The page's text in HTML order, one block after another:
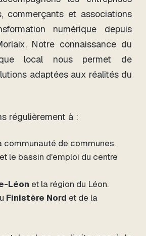
commerçants et associations
numérique depuis
Notre connaissance du
local nous permet de
adaptées aux réalités du
régulièrement à :
communauté de communes.
et le bassin d'emploi du centre
Léon et la région du Léon.
Finistère Nord et de la